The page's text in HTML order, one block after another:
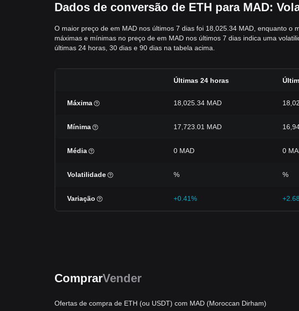
Dados de conversão de ETH para MAD:
O maior preço de em MAD nos últimos 7 dias foi 18,025.34 MAD, enquanto
máximas e mínimas no preço de em MAD nos últimos 7 dias indica uma
últimas 24 horas, 30 dias e 90 dias na tabela acima.
Últimas 24 horas
Máxima 18,025.34 MAD
Mínima 17,723.01 MAD
Média 0 MAD 0
Volatilidade % %
Variação +0.41%
ComprarVender
Ofertas de compra de ETH (ou USDT) com MAD (Moroccan Dirham)